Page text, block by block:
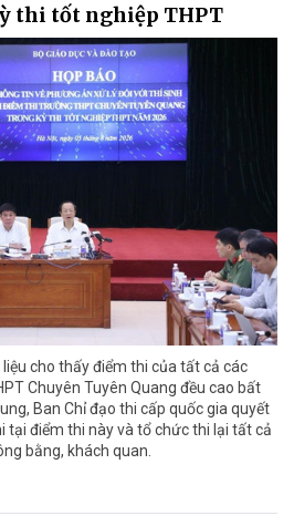
thi tốt nghiệp THPT
cho thấy điểm thi của tất cả các
Chuyên Tuyên Quang đều cao bất
Ban Chỉ đạo thi cấp quốc gia quyết
tại điểm thi này và tổ chức thi lại tất cả
bằng, khách quan.